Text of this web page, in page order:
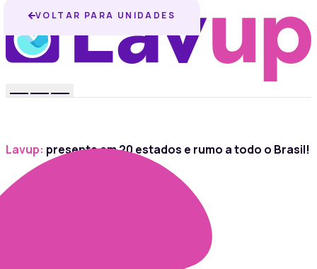
Lavup: presente em 20 estados e rumo a todo o Brasil!
VOLTAR PARA UNIDADES